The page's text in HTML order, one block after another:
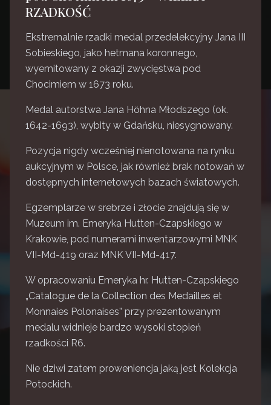
RZADKOŚĆ
Ekstremalnie rzadki medal przedelekcyjny Jana III
Sobieskiego, jako hetmana koronnego,
wyemitowany z okazji zwycięstwa pod
Chocimiem w 1673 roku.
Medal autorstwa Jana Höhna Młodszego (ok.
1642-1693), wybity w Gdańsku, niesygnowany.
Pozycja nigdy wcześniej nienotowana na rynku
aukcyjnym w Polsce, jak również brak notowań w
dostępnych internetowych bazach światowych.
Egzemplarze w srebrze i złocie znajdują się w
Muzeum im. Emeryka Hutten-Czapskiego w
Krakowie, pod numerami inwentarzowymi MNK
VII-Md-419 oraz MNK VII-Md-417.
W opracowaniu Emeryka hr. Hutten-Czapskiego
„Catalogue de la Collection des Medailles et
Monnaies Polonaises” przy prezentowanym
medalu widnieje bardzo wysoki stopień
rzadkości R6.
Nie dziwi zatem proweniencja jaką jest Kolekcja
Potockich.